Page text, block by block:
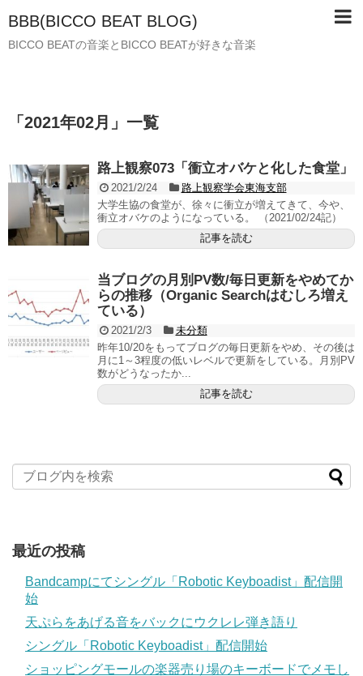
BBB(BICCO BEAT BLOG)
BICCO BEATの音楽とBICCO BEATが好きな音楽
「 2021年02月 」 一覧
路上観察073「衝立オバケと化した食堂」
2021/2/24
路上観察学会東海支部
大学生協の食堂が、徐々に衝立が増えてきて、今や、
衝立オバケのようになっている。 （2021/02/24記）
記事を読む
当ブログの月別PV数/毎日更新をやめてか
らの推移（Organic Searchはむしろ増え
ている）
2021/2/3
未分類
昨年10/20をもってブログの毎日更新をやめ、その後は
月に1～3程度の低いレベルで更新をしている。月別PV
数がどうなったか...
記事を読む
最近の投稿
Bandcampにてシングル「Robotic Keyboadist」配信開
始
天ぷらをあげる音をバックにウクレレ弾き語り
シングル「Robotic Keyboadist」配信開始
ショッピングモールの楽器売り場のキーボードでメモし